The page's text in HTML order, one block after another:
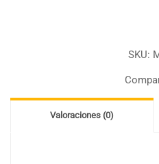
SKU:
Valoraciones (0)